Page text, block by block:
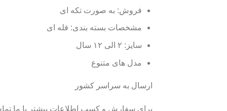
فروش: به صورت تکه ای
مشخصات بسته بندی: فله ای
سایز: ٢ الی ۱۲ سال
مدل های متنوع
ارسال به سراسر کشور
برای سفارش و کسب اطلاعات بیشتر با ما